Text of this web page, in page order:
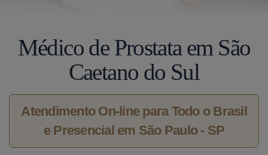
Médico de Prostata em São
Caetano do Sul
Atendimento On-line para Todo o Brasil
e Presencial em São Paulo - SP